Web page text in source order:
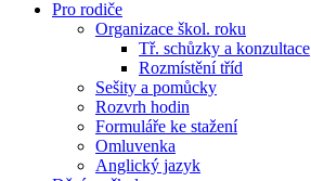
Pro rodiče
Organizace škol. roku
Tř. schůzky a konzultace
Rozmístění tříd
Sešity a pomůcky
Rozvrh hodin
Formuláře ke stažení
Omluvenka
Anglický jazyk